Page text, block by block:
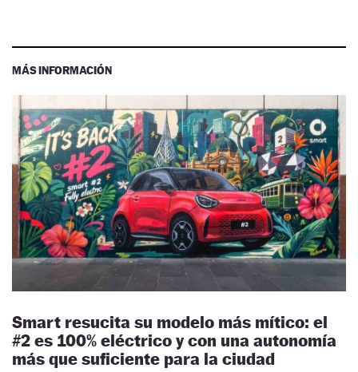
MÁS INFORMACIÓN
Smart resucita su modelo más mítico: el
#2 es 100% eléctrico y con una autonomía
más que suficiente para la ciudad